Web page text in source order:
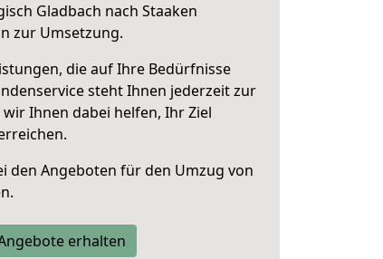
Gladbach nach Staaken
zur Umsetzung.
die auf Ihre Bedürfnisse
steht Ihnen jederzeit zur
Ihnen dabei helfen, Ihr Ziel
den Angeboten für den Umzug von
erhalten